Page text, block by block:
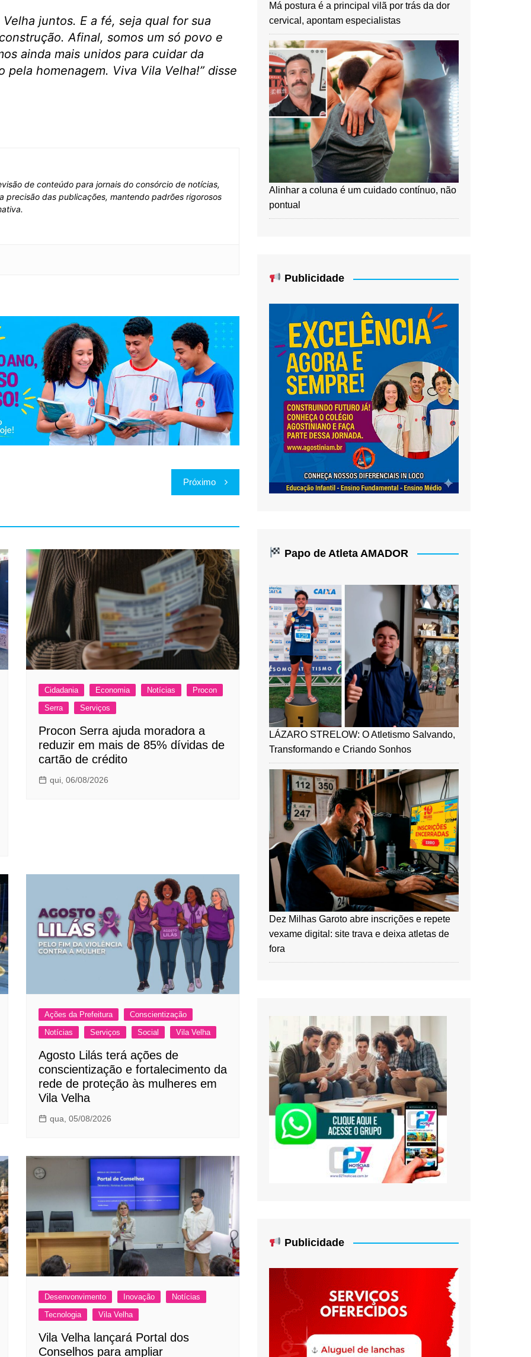
juntos. E a fé, seja qual for sua
Afinal, somos um só povo e
ainda mais unidos para cuidar da
pela homenagem. Viva Vila Velha!” disse
de conteúdo para jornais do consórcio de notícias,
precisão das publicações, mantendo padrões rigorosos
Próximo
Cidadania Economia Notícias
Procon
Serra
Serviços
Procon Serra ajuda moradora a
reduzir em mais de 85% dívidas de
cartão de crédito
qui, 06/08/2026
Ações da Prefeitura
Conscientização
Notícias
Serviços Social Vila Velha
Agosto Lilás terá ações de
conscientização e fortalecimento da
rede de proteção às mulheres em
Vila Velha
qua, 05/08/2026
Desenvonvimento Inovação
Notícias
Tecnologia
Vila Velha
Vila Velha lançará Portal dos
Conselhos para ampliar
Má postura é a principal vilã por trás da dor
cervical, apontam especialistas
Alinhar a coluna é um cuidado contínuo, não
pontual
Publicidade
Papo de Atleta AMADOR
LÁZARO STRELOW: O Atletismo Salvando,
Transformando e Criando Sonhos
Dez Milhas Garoto abre inscrições e repete
vexame digital: site trava e deixa atletas de
fora
Publicidade